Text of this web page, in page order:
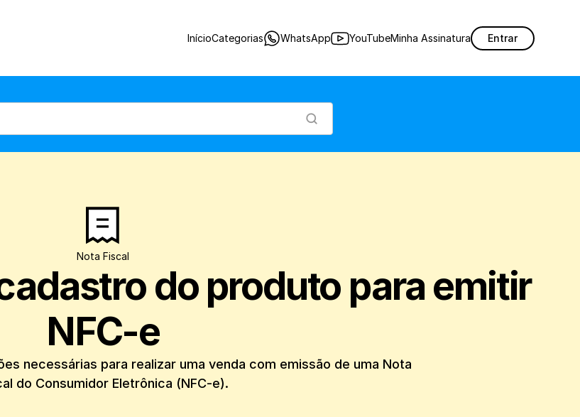
InícioCategorias WhatsApp YouTubeMinha Assinatura Entrar
Nota Fiscal
do produto para emitir
NFC-e
necessárias para realizar uma venda com emissão de uma Nota